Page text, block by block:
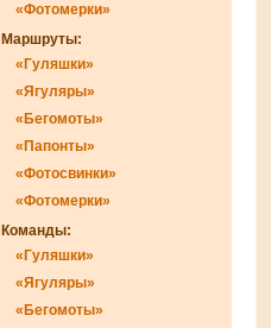
«Фотомерки»
Маршруты:
«Гуляшки»
«Ягуляры»
«Бегомоты»
«Папонты»
«Фотосвинки»
«Фотомерки»
Команды:
«Гуляшки»
«Ягуляры»
«Бегомоты»